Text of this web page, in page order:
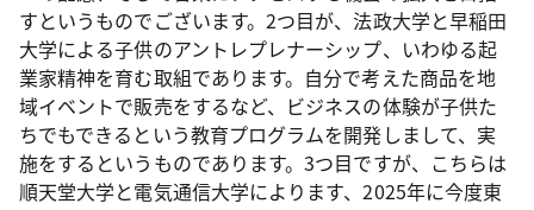
すというものでございます。2つ目が、法政大学と早稲田
大学による子供のアントレプレナーシップ、いわゆる起
業家精神を育む取組であります。自分で考えた商品を地
域イベントで販売をするなど、ビジネスの体験が子供た
ちでもできるという教育プログラムを開発しまして、実
施をするというものであります。3つ目ですが、こちらは
順天堂大学と電気通信大学によります、2025年に今度東